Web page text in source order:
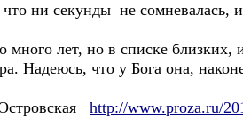
что ни секунды не
лет, но в списке близких,
Надеюсь, что у Бога она,
http://www.proza.ru/